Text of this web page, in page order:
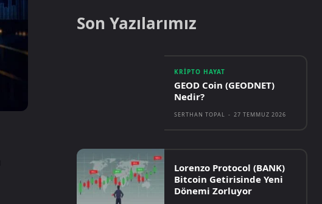
Son Yazılarımız
KRIPTO HAYAT
GEOD Coin (GEODNET)
Nedir?
SERTHAN TOPAL - 27 TEMMUZ 2026
Lorenzo Protocol (BANK)
Bitcoin Getirisinde Yeni
Dönemi Zorluyor